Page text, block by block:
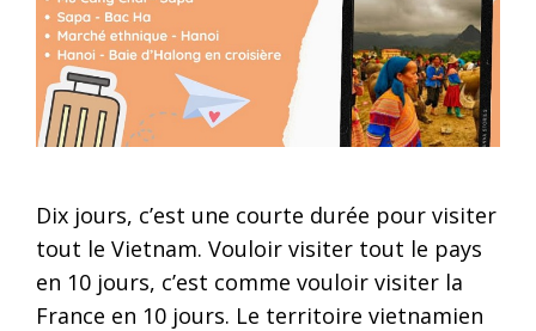
Dix jours, c’est une courte durée pour visiter
tout le Vietnam. Vouloir visiter tout le pays
en 10 jours, c’est comme vouloir visiter la
France en 10 jours. Le territoire vietnamien